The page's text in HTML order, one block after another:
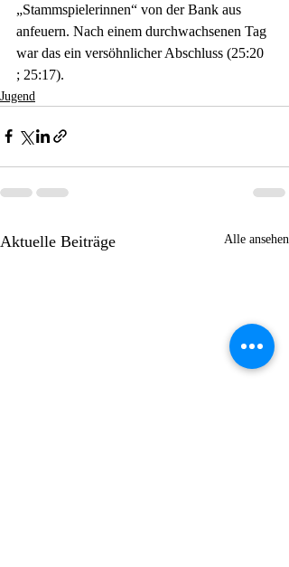
„Stammspielerinnen“ von der Bank aus
anfeuern. Nach einem durchwachsenen Tag
war das ein versöhnlicher Abschluss (25:20
; 25:17).
Jugend
Aktuelle Beiträge Alle ansehen